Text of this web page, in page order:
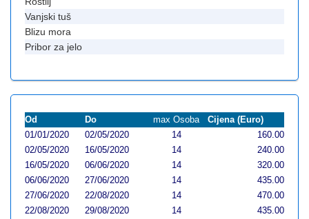
Vanjski tuš
Blizu mora
Pribor za jelo
Od Do max Osoba
Cijena (Euro)
01/01/2020
02/05/2020 14
160.00
02/05/2020
16/05/2020 14
240.00
16/05/2020
06/06/2020 14
320.00
06/06/2020
27/06/2020 14
435.00
27/06/2020
22/08/2020 14
470.00
22/08/2020
29/08/2020 14
435.00